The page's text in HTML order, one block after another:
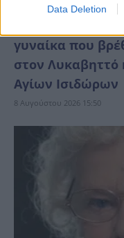
Data Deletion
γυναίκα που
στον Λυκαβηττό
Αγίων Ισιδώρων
8 Αυγούστου 2026 15:50